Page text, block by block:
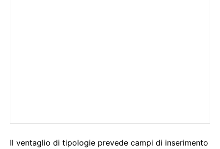
Il ventaglio di tipologie prevede campi di inserimento